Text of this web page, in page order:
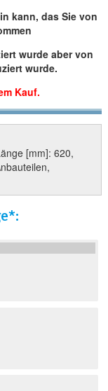
kann, das Sie von
wurde aber von
wurde.
Kauf.
[mm]: 620,